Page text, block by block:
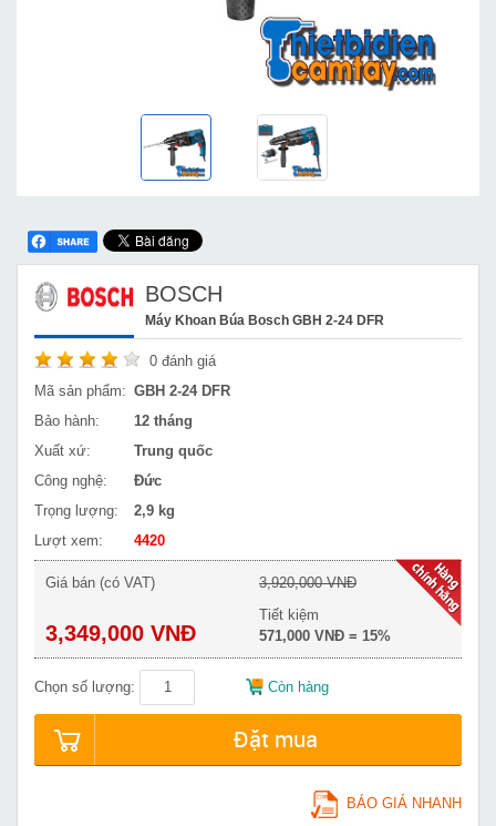
BOSCH
Máy Khoan Búa Bosch GBH 2-24 DFR
0 đánh giá
Mã sản phẩm: GBH 2-24 DFR
Bảo hành:
12 tháng
Xuất xứ:
Trung quốc
Công nghệ:
Đức
Trọng lượng:
2,9 kg
Lượt xem:
4420
Giá bán (có VAT)
3,349,000 VNĐ
3,920,000 VNĐ
Tiết kiệm
571,000 VNĐ = 15%
Chọn số lượng: Còn hàng
Đặt mua
BÁO GIÁ NHANH